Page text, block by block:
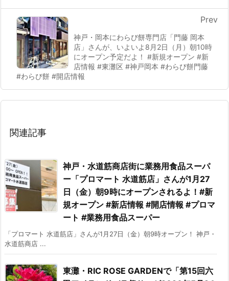
神戸・岡本にわらび餅専門店「門藤 岡本
店」さんが、いよいよ8月2日（月）朝10時
にオープン予定だよ！ #新規オープン #新
店情報 #東灘区 #神戸岡本 #わらび餅門藤
#わらび餅 #開店情報
Prev
関連記事
神戸・水道筋商店街に業務用食品スーパ
ー「プロマート 水道筋店」さんが1月27
日（金）朝9時にオープンされるよ！#新
規オープン #新店情報 #開店情報 #プロマ
ート #業務用食品スーパー
「プロマート 水道筋店」さんが1月27日（金）朝9時オープン！ 神戸・
水道筋商店 ...
東灘・RIC ROSE GARDENで「第15回六